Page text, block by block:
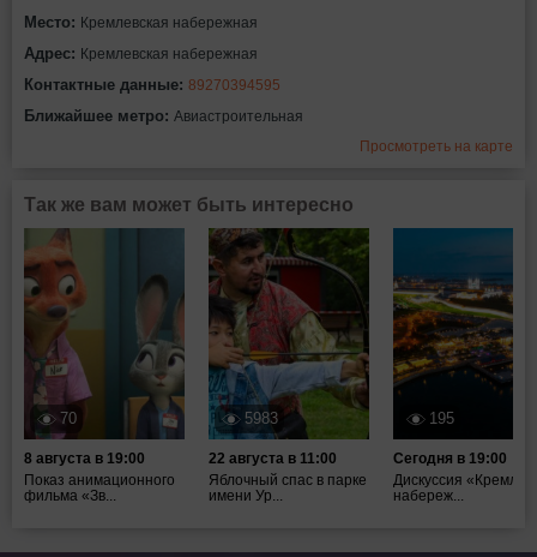
Место: Кремлевская набережная
Адрес: Кремлевская набережная
Контактные данные: 89270394595
Ближайшее метро: Авиастроительная
Просмотреть на карте
Так же вам может быть интересно
70
8 августа в 19:00
Показ анимационного
фильма «Зв...
5983
22 августа в 11:00
Яблочный спас в парке
имени Ур...
195
Сегодня в 19:00
Дискуссия
набереж...